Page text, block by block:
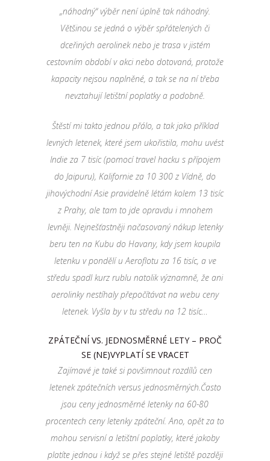
„náhodný“ výběr není úplně tak náhodný.
Většinou se jedná o výběr spřátelených či
dceřiných aerolinek nebo je trasa v jistém
cestovním období v akci nebo dotovaná, protože
kapacity nejsou naplněné, a tak se na ní třeba
nevztahují letištní poplatky a podobně.
Štěstí mi takto jednou přálo, a tak jako příklad
levných letenek, které jsem ukořistila, mohu uvést
Indie za 7 tisíc (pomocí travel hacku s přípojem
do Jaipuru), Kalifornie za 10 300 z Vídně, do
jihovýchodní Asie pravidelně létám kolem 13 tisíc
z Prahy, ale tam to jde opravdu i mnohem
levněji. Nejnešťastněji načasovaný nákup letenky
beru ten na Kubu do Havany, kdy jsem koupila
letenku v pondělí u Aeroflotu za 16 tisíc, a ve
středu spadl kurz rublu natolik významně, že ani
aerolinky nestíhaly přepočítávat na webu ceny
letenek. Vyšla by v tu středu na 12 tisíc…
ZPÁTEČNÍ VS. JEDNOSMĚRNÉ LETY – PROČ
SE (NE)VYPLATÍ SE VRACET
Zajímavé je také si povšimnout rozdílů cen
letenek zpátečních versus jednosměrných.Často
jsou ceny jednosměrné letenky na 60-80
procentech ceny letenky zpáteční. Ano, opět za to
mohou servisní a letištní poplatky, které jakoby
platíte jednou i když se přes stejné letiště později